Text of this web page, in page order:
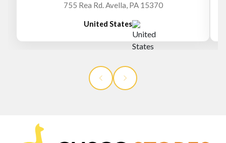
755 Rea Rd. Avella, PA 15370
United States